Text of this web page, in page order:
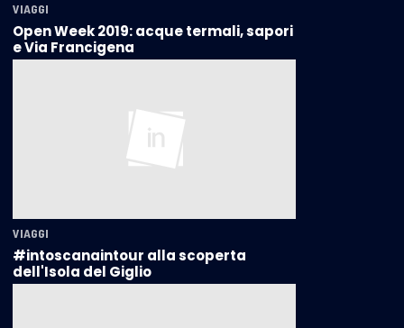
VIAGGI
Open Week 2019: acque termali, sapori
e Via Francigena
VIAGGI
#intoscanaintour alla scoperta
dell'Isola del Giglio